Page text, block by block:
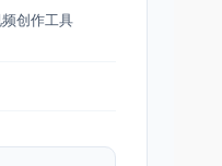
创作工具